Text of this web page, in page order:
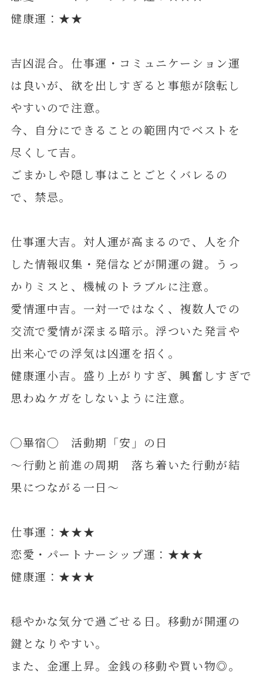
健康運：★★
吉凶混合。仕事運・コミュニケーション運
は良いが、欲を出しすぎると事態が陰転し
やすいので注意。
今、自分にできることの範囲内でベストを
尽くして吉。
ごまかしや隠し事はことごとくバレるの
で、禁忌。
仕事運大吉。対人運が高まるので、人を介
した情報収集・発信などが開運の鍵。うっ
かりミスと、機械のトラブルに注意。
愛情運中吉。一対一ではなく、複数人での
交流で愛情が深まる暗示。浮ついた発言や
出来心での浮気は凶運を招く。
健康運小吉。盛り上がりすぎ、興奮しすぎで
思わぬケガをしないように注意。
◯畢宿◯ 活動期「安」の日
～行動と前進の周期 落ち着いた行動が結
果につながる一日～
仕事運：★★★
恋愛・パートナーシップ運：★★★
健康運：★★★
穏やかな気分で過ごせる日。移動が開運の
鍵となりやすい。
また、金運上昇。金銭の移動や買い物◎。